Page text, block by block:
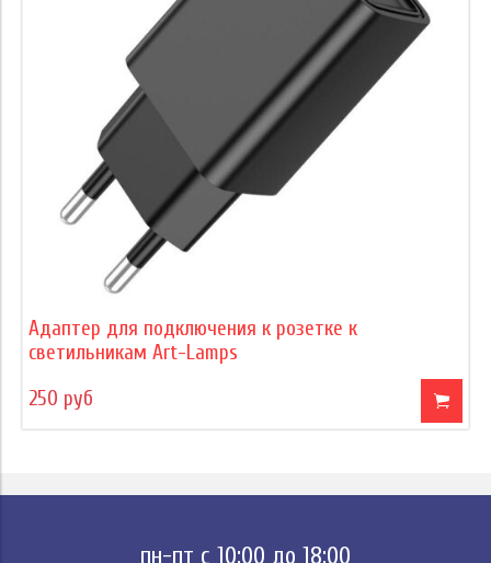
Адаптер для подключения к розетке к
светильникам Art-Lamps
250 руб
пн-пт с 10:00 до 18:00